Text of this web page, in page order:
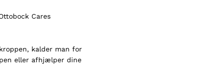
Cares
kalder man for
eller afhjælper dine